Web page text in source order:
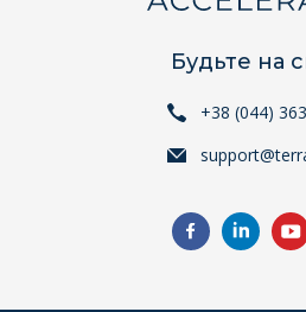
Будьте на
+38 (044)